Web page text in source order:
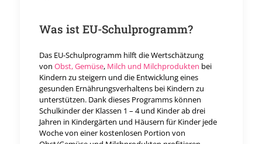
Was ist EU-Schulprogramm?
Das EU-Schulprogramm hilft die Wertschätzung
von Obst, Gemüse, Milch und Milchprodukten bei
Kindern zu steigern und die Entwicklung eines
gesunden Ernährungsverhaltens bei Kindern zu
unterstützen. Dank dieses Programms können
Schulkinder der Klassen 1 – 4 und Kinder ab drei
Jahren in Kindergärten und Häusern für Kinder jede
Woche von einer kostenlosen Portion von